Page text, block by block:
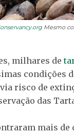
Mesmo
milhares de
condições
risco de
das
mais